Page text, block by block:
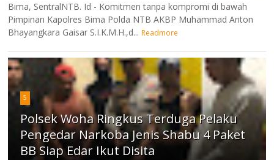
Bima, SentralNTB. Id - Komitmen tanpa kompromi di bawah
Pimpinan Kapolres Bima Polda NTB AKBP Muhammad Anton
Bhayangkara Gaisar S.I.K.M.H.,d... Readmore
5
Polsek Woha Ringkus Terduga Pelaku
Pengedar Narkoba Jenis Shabu 4 Paket
BB Siap Edar Ikut Disita